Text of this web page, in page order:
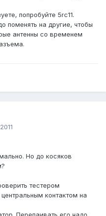
попробуйте 5rc11.
поменять на другие, чтобы
антенны со временем
Но до косяков
тестером
контактом на